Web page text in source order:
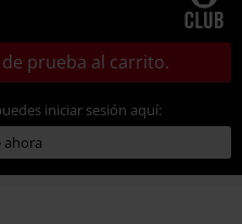
prueba al carrito.
iniciar sesión aquí:
ahora